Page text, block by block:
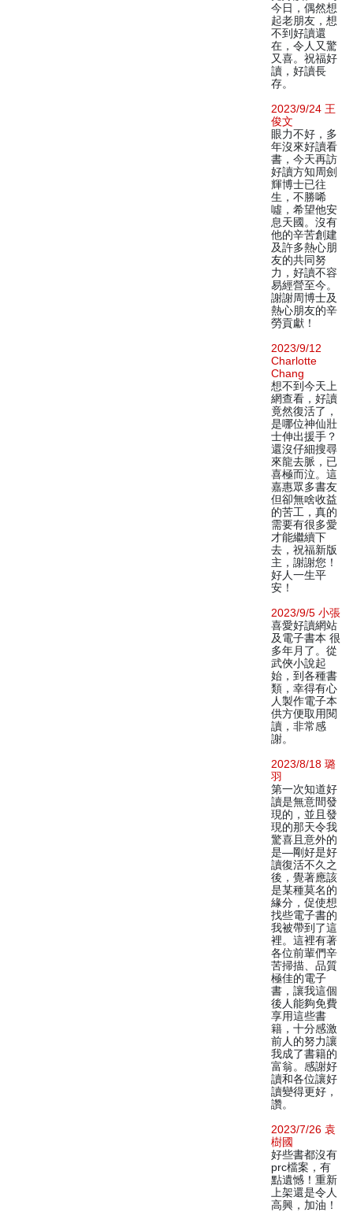
今日，偶然想
起老朋友，想
不到好讀還
在，令人又驚
又喜。祝福好
讀，好讀長
存。
2023/9/24 王
俊文
眼力不好，多
年沒來好讀看
書，今天再訪
好讀方知周劍
輝博士已往
生，不勝唏
噓，希望他安
息天國。沒有
他的辛苦創建
及許多熱心朋
友的共同努
力，好讀不容
易經營至今。
謝謝周博士及
熱心朋友的辛
勞貢獻！
2023/9/12
Charlotte
Chang
想不到今天上
網查看，好讀
竟然復活了，
是哪位神仙壯
士伸出援手？
還沒仔細搜尋
來龍去脈，已
喜極而泣。這
嘉惠眾多書友
但卻無啥收益
的苦工，真的
需要有很多愛
才能繼續下
去，祝福新版
主，謝謝您！
好人一生平
安！
2023/9/5 小張
喜愛好讀網站
及電子書本 很
多年月了。從
武俠小說起
始，到各種書
類，幸得有心
人製作電子本
供方便取用閱
讀，非常感
謝。
2023/8/18 璐
羽
第一次知道好
讀是無意間發
現的，並且發
現的那天令我
驚喜且意外的
是—剛好是好
讀復活不久之
後，覺著應該
是某種莫名的
緣分，促使想
找些電子書的
我被帶到了這
裡。這裡有著
各位前輩們辛
苦掃描、品質
極佳的電子
書，讓我這個
後人能夠免費
享用這些書
籍，十分感激
前人的努力讓
我成了書籍的
富翁。感謝好
讀和各位讓好
讀變得更好，
讚。
2023/7/26 袁
樹國
好些書都沒有
prc檔案，有
點遺憾！重新
上架還是令人
高興，加油！